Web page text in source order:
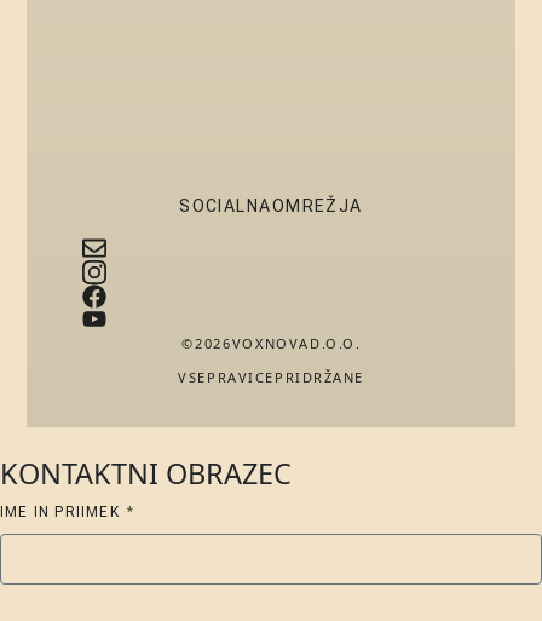
SOCIALNA OMREŽJA
© 2026 VOX NOVA D.O.O.
VSE PRAVICE PRIDRŽANE
KONTAKTNI OBRAZEC
IME IN PRIIMEK